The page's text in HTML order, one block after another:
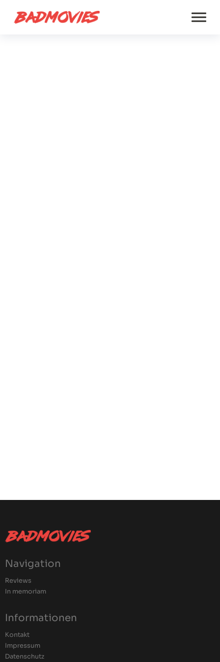
Navigation
Reviews
In memoriam
Informationen
Kontakt
Impressum
Datenschutz